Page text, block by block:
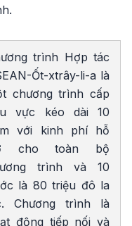
trình Hợp tác
Ốt-xtrây-li-a là
chương trình cấp
vực kéo dài 10
với kinh phí hỗ
cho toàn bộ
trình và 10
là 80 triệu đô la
Chương trình là
động tiếp nối và